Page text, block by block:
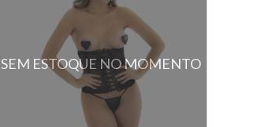
SEM ESTOQUE NO MOMENTO